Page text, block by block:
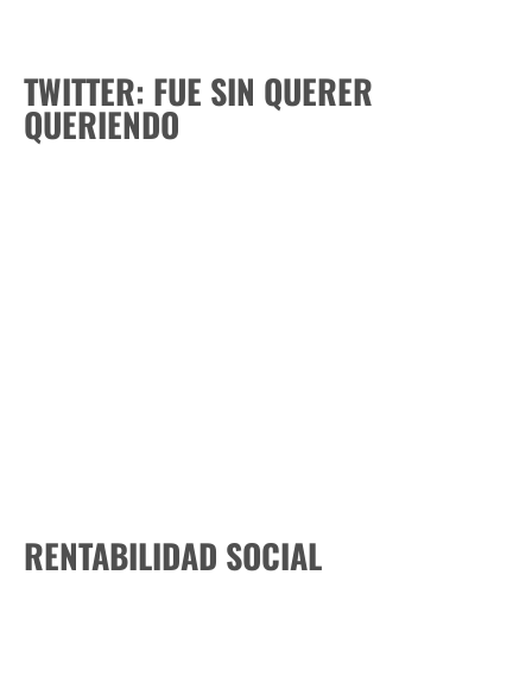
TWITTER: FUE SIN QUERER
QUERIENDO
RENTABILIDAD SOCIAL